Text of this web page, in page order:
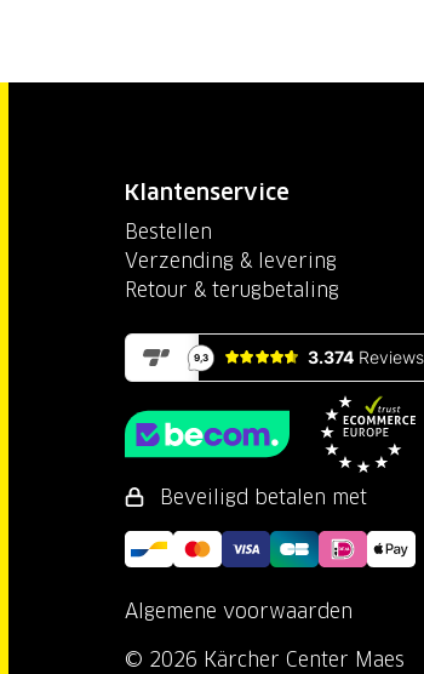
Klantenservice
Bestellen
Verzending & levering
Retour & terugbetaling
Beveiligd betalen met
Algemene voorwaarden
© 2026 Kärcher Center Maes